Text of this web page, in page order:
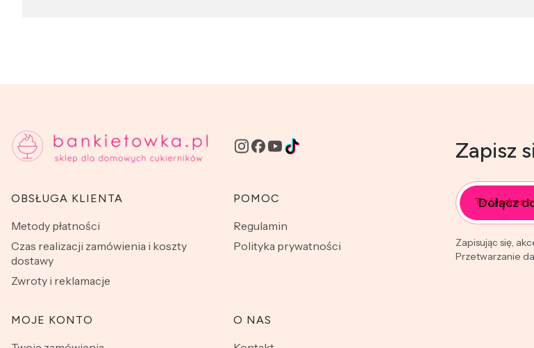
Linki w stopce
OBSŁUGA KLIENTA
Metody płatności
Czas realizacji zamówienia i koszty
dostawy
Zwroty i reklamacje
POMOC
Regulamin
Polityka prywatności
MOJE KONTO O NAS
Zapisz
Twój adres
Dołącz
Zapisując się,
Przetwarzanie